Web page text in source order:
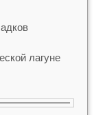
лагуне